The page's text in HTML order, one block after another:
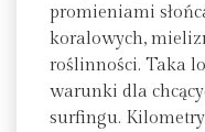
promieniami
koralowych,
roślinności. Taka
warunki dla
surfingu.